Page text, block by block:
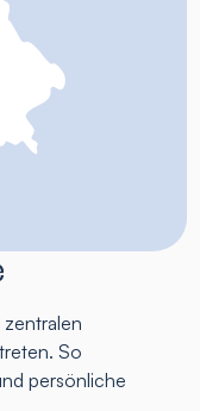
So
persönliche